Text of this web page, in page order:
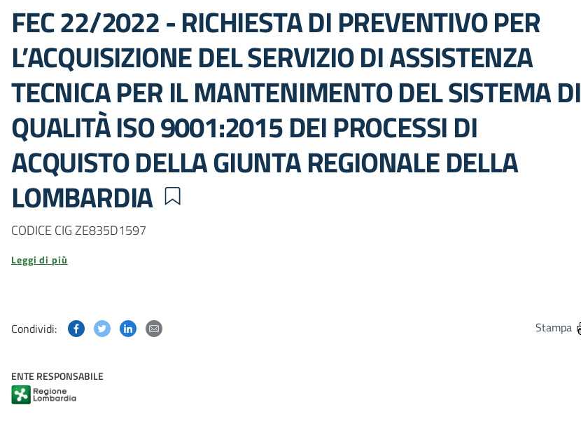
FEC 22/2022 - RICHIESTA DI PREVENTIVO PER
L’ACQUISIZIONE DEL SERVIZIO DI ASSISTENZA
TECNICA PER IL MANTENIMENTO DEL SISTEMA DI
QUALITÀ ISO 9001:2015 DEI PROCESSI DI
ACQUISTO DELLA GIUNTA REGIONALE DELLA
LOMBARDIA
CODICE CIG ZE835D1597
Leggi di più
Condividi: Condividi questa pagina su Facebook
Condividi questa pagina su Twitter
Condividi questa pagina su Linkedin Stampa
ENTE RESPONSABILE